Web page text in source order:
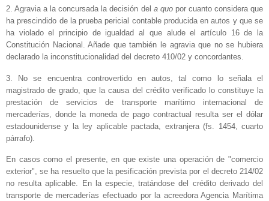
2. Agravia a la concursada la decisión del a quo por cuanto considera que
ha prescindido de la prueba pericial contable producida en autos y que se
ha violado el principio de igualdad al que alude el artículo 16 de la
Constitución Nacional. Añade que también le agravia que no se hubiera
declarado la inconstitucionalidad del decreto 410/02 y concordantes.
3. No se encuentra controvertido en autos, tal como lo señala el
magistrado de grado, que la causa del crédito verificado lo constituye la
prestación de servicios de transporte marítimo internacional de
mercaderías, donde la moneda de pago contractual resulta ser el dólar
estadounidense y la ley aplicable pactada, extranjera (fs. 1454, cuarto
párrafo).
En casos como el presente, en que existe una operación de "comercio
exterior", se ha resuelto que la pesificación prevista por el decreto 214/02
no resulta aplicable. En la especie, tratándose del crédito derivado del
transporte de mercaderías efectuado por la acreedora Agencia Marítima